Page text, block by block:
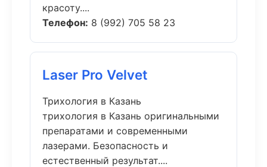
красоту....
Телефон: 8 (992) 705 58 23
Laser Pro Velvet
Трихология в Казань
трихология в Казань оригинальными
препаратами и современными
лазерами. Безопасность и
естественный результат....